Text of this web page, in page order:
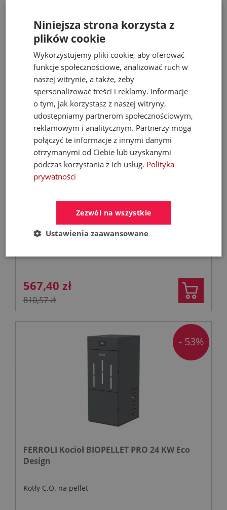
3 299,97 zł
4 059,00 zł
KFA MOZA 316L bateria umywalkowa
567,40 zł
810,57 zł
FERROLI Kocioł BIOPELLET PRO 24 KW Eco
Design
Kotły C.O. na pellet
- 53%
Niniejsza strona korzysta z
plików cookie
Wykorzystujemy pliki cookie, aby oferować
funkcje społecznościowe, analizować ruch w
naszej witrynie, a także, żeby
spersonalizować treści i reklamy. Informacje
o tym, jak korzystasz z naszej witryny,
udostępniamy partnerom społecznościowym,
reklamowym i analitycznym. Partnerzy mogą
połączyć te informacje z innymi danymi
otrzymanymi od Ciebie lub uzyskanymi
podczas korzystania z ich usług. Polityka
prywatności
Zezwól na wszystkie
Ustawienia zaawansowane